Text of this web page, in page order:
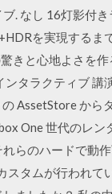
. なし 16灯影付
を実現するま
驚きと心地よさを
タラクティブ 講
AssetStore から
One 世代のレ
らのハードで動
スタムが行われて